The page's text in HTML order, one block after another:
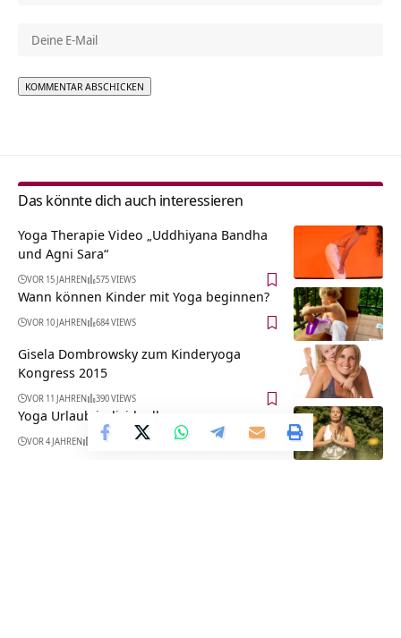
Das könnte dich auch interessieren
Yoga Therapie Video „Uddhiyana Bandha
und Agni Sara“
VOR 15 JAHREN 575 VIEWS
Wann können Kinder mit Yoga beginnen?
VOR 10 JAHREN 684 VIEWS
Gisela Dombrowsky zum Kinderyoga
Kongress 2015
VOR 11 JAHREN 390 VIEWS
Yoga Urlaub individuell
VOR 4 JAHREN 585 VIEWS